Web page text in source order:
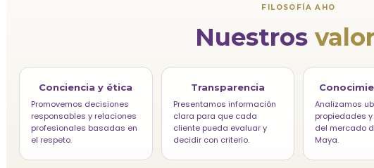
FILOSOFÍA AHO
Nuestros
Conciencia y ética
Promovemos decisiones
responsables y relaciones
profesionales basadas en
el respeto.
Transparencia
Presentamos información
clara para que cada
cliente pueda evaluar y
decidir con criterio.
Analizamos
propiedades
del mercado
Maya.